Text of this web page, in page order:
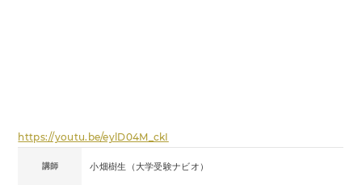
https://youtu.be/eylD04M_ckI
講師 小畑樹生（大学受験ナビオ）